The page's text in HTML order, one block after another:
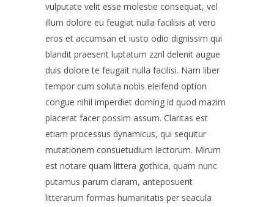
vulputate velit esse molestie consequat, vel
illum dolore eu feugiat nulla facilisis at vero
eros et accumsan et iusto odio dignissim qui
blandit praesent luptatum zzril delenit augue
duis dolore te feugait nulla facilisi. Nam liber
tempor cum soluta nobis eleifend option
congue nihil imperdiet doming id quod mazim
placerat facer possim assum. Claritas est
etiam processus dynamicus, qui sequitur
mutationem consuetudium lectorum. Mirum
est notare quam littera gothica, quam nunc
putamus parum claram, anteposuerit
litterarum formas humanitatis per seacula